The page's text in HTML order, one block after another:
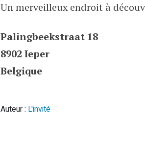
Un merveilleux endroit à
Palingbeekstraat 18
8902 Ieper
Belgique
Auteur : L'invité